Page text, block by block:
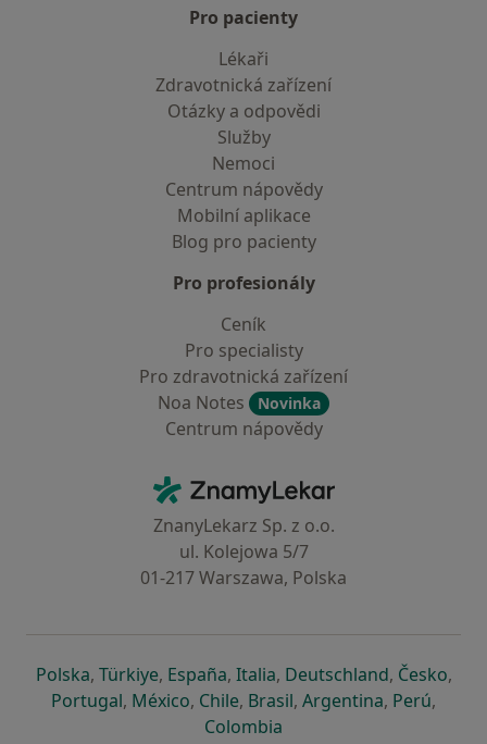
Pro pacienty
Lékaři
Zdravotnická zařízení
Otázky a odpovědi
Služby
Nemoci
Centrum nápovědy
Mobilní aplikace
Blog pro pacienty
Pro profesionály
Ceník
Pro specialisty
Pro zdravotnická zařízení
Noa Notes
Novinka
Centrum nápovědy
ZnamyLekar - Hlavní stránka
ZnanyLekarz Sp. z o.o.
ul. Kolejowa 5/7
01-217 Warszawa, Polska
Polskase otevře v nové záložce
, Türkiyese otevře v nové záložce
, Españase otevře v nové záložce
, Italiase otevře v nové záložce
, Deutschlandse otevře v
, Českose
,
Portugalse otevře v nové záložce
, Méxicose otevře v nové záložce
, Chilese otevře v nové záložce
, Brasilse otevře v nové
, Argentinase otevře v
, Perúse
,
Colombia